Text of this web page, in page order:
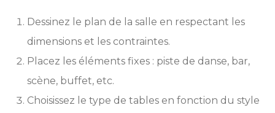
Dessinez le plan de la salle en respectant les
dimensions et les contraintes.
Placez les éléments fixes : piste de danse, bar,
scène, buffet, etc.
Choisissez le type de tables en fonction du style